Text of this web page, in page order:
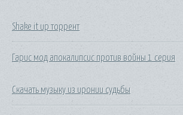
Shake it up торрент
Гарис мод апокалипсис против войны 1 серия
Скачать музыку из иронии судьбы